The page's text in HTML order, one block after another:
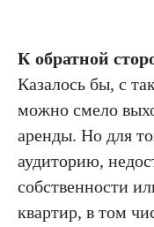
К обратной
Казалось бы, с
можно смело
аренды. Но для
аудиторию,
собственности
квартир, в том